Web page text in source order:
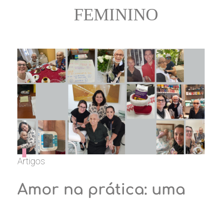
FEMININO
Artigos
Amor na prática: uma